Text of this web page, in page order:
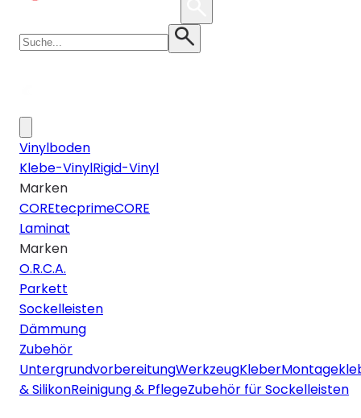
Vinylboden
Klebe-VinylRigid-Vinyl
Marken
COREtecprimeCORE
Laminat
Marken
O.R.C.A.
Parkett
Sockelleisten
Dämmung
Zubehör
UntergrundvorbereitungWerkzeugKleber
& SilikonReinigung & PflegeZubehör für Sockelleisten